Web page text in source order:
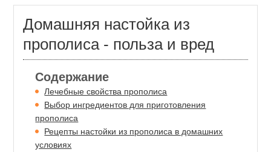
Домашняя настойка из
прополиса - польза и вред
Содержание
Лечебные свойства прополиса
Выбор ингредиентов для приготовления
прополиса
Рецепты настойки из прополиса в домашних
условиях